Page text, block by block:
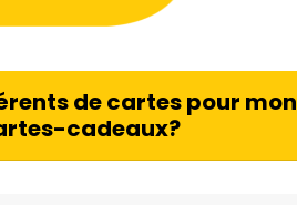
de cartes pour mon
cadeaux?